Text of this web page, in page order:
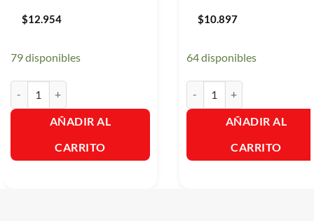
$12.954
79 disponibles
AÑADIR AL
CARRITO
$10.897
64 disponibles
AÑADIR AL
CARRITO